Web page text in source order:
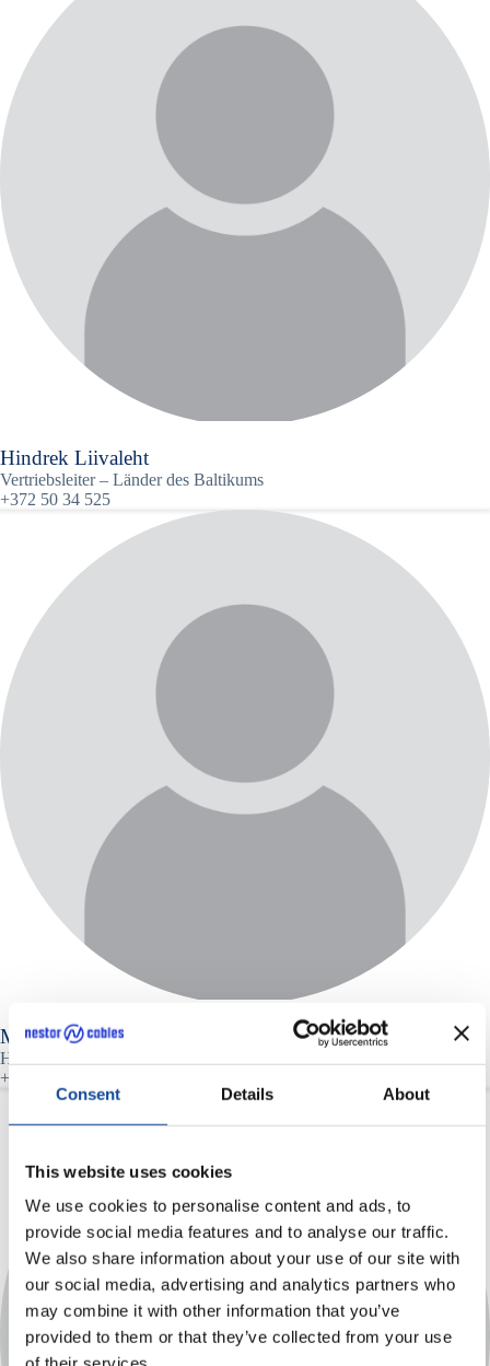
Consent Details About
This website uses cookies
We use cookies to personalise content and ads, to
provide social media features and to analyse our traffic.
We also share information about your use of our site with
our social media, advertising and analytics partners who
may combine it with other information that you’ve
provided to them or that they’ve collected from your use
Hindrek Liivaleht
Vertriebsleiter – Länder des Baltikums
+372 50 34 525
Matt Carpenter
Head of Sales
+44 7813 654 952